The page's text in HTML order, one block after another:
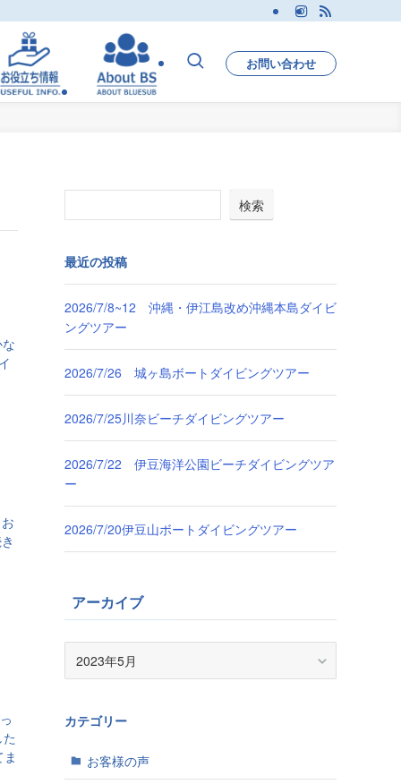
お問い合わせ
検索
最近の投稿
2026/7/8~12 沖縄・伊江島改め沖縄本島ダイビ
ングツアー
2026/7/26 城ヶ島ボートダイビングツアー
2026/7/25川奈ビーチダイビングツアー
2026/7/22 伊豆海洋公園ビーチダイビングツア
ー
2026/7/20伊豆山ボートダイビングツアー
アーカイブ
ブ
カテゴリー
お客様の声